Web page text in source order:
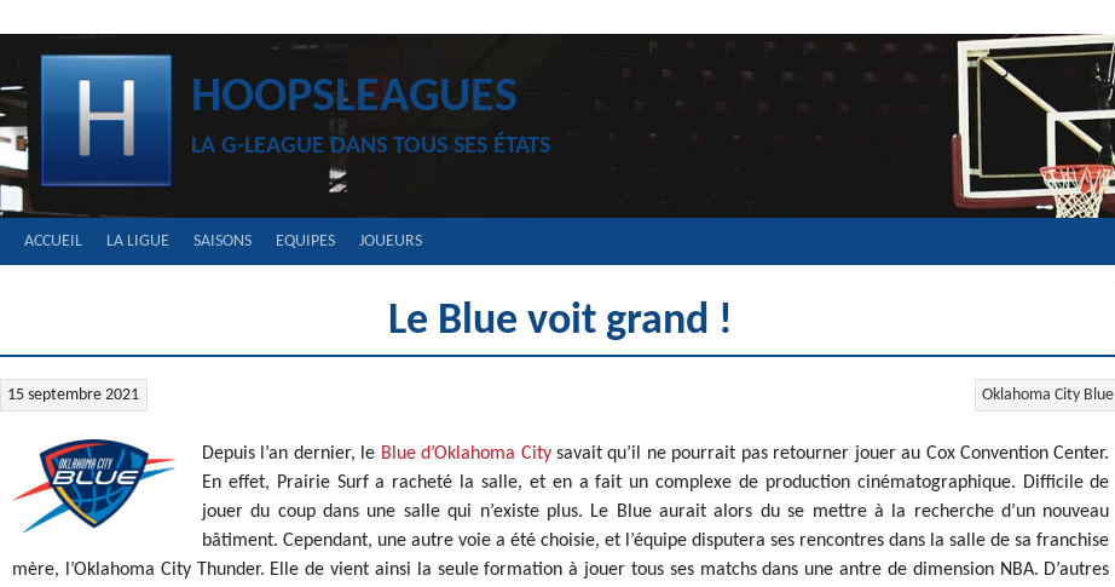
HOOPSLEAGUES
LA G-LEAGUE DANS TOUS SES ÉTATS
ACCUEIL LA LIGUE SAISONS EQUIPES JOUEURS
Le Blue voit grand !
Oklahoma City Blue
15 septembre 2021
Depuis l’an dernier, le Blue d’Oklahoma Citysavait qu’il ne pourrait pas retourner jouer au Cox Convention Center.
En effet, Prairie Surf a racheté la salle, et en a fait un complexe de production cinématographique. Difficile de
jouer du coup dans une salle qui n’existe plus. Le Blue aurait alors du se mettre à la recherche d’un nouveau
bâtiment. Cependant, une autre voie a été choisie, et l’équipe disputera ses rencontres dans la salle de sa franchise
mère, l’Oklahoma City Thunder. Elle de vient ainsi la seule formation à jouer tous ses matchs dans une antre de dimension NBA. D’autres